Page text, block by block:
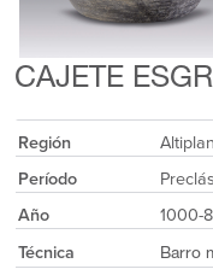
CAJETE
Región
Período
Año
1000-
Técnica
Barro